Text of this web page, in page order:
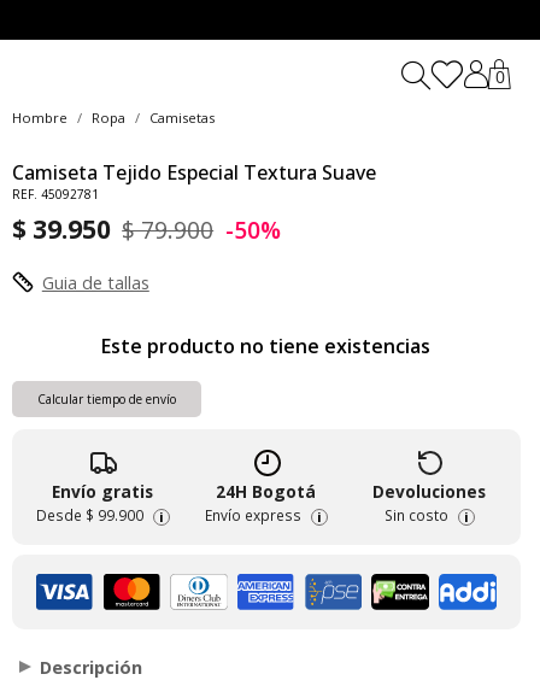
0
Hombre Ropa Camisetas
Camiseta Tejido Especial Textura Suave
REF. 45092781
$ 39.950 $ 79.900 -50%
Guia de tallas
Este producto no tiene existencias
Calcular tiempo de envío
Envío gratis
Desde $ 99.900 i
24H Bogotá
Envío express i
Devoluciones
Sin costo i
Descripción